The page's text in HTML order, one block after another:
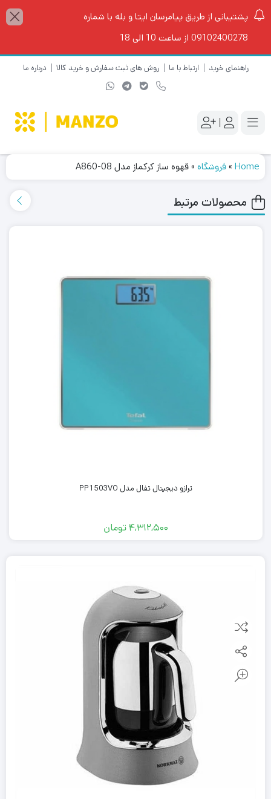
پشتیبانی از طریق پیامرسان ایتا و بله با شماره
09102400278 از ساعت 10 الی 18
راهنمای خرید ارتباط با ما روش های ثبت سفارش و خرید کالا درباره ما
|
Home
»فروشگاه »قهوه ساز کرکماز مدل A860-08
محصولات مرتبط
ترازو دیجیتال تفال مدل PP1503VO
۴,۳۱۲,۵۰۰ تومان